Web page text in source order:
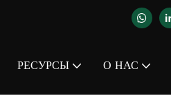
РЕСУРСЫ О НАС